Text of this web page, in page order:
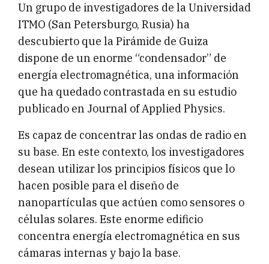
Un grupo de investigadores de la Universidad
ITMO (San Petersburgo, Rusia) ha
descubierto que la Pirámide de Guiza
dispone de un enorme “condensador” de
energía electromagnética, una información
que ha quedado contrastada en su estudio
publicado en Journal of Applied Physics.
Es capaz de concentrar las ondas de radio en
su base. En este contexto, los investigadores
desean utilizar los principios físicos que lo
hacen posible para el diseño de
nanopartículas que actúen como sensores o
células solares. Este enorme edificio
concentra energía electromagnética en sus
cámaras internas y bajo la base.